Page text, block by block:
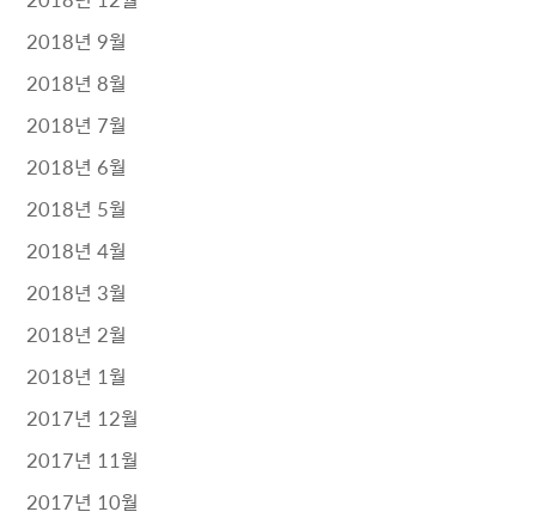
2018년 9월
2018년 8월
2018년 7월
2018년 6월
2018년 5월
2018년 4월
2018년 3월
2018년 2월
2018년 1월
2017년 12월
2017년 11월
2017년 10월